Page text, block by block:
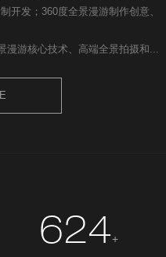
开发；360度全景漫游制作创意、
游核心技术、高端全景拍摄和...
624+